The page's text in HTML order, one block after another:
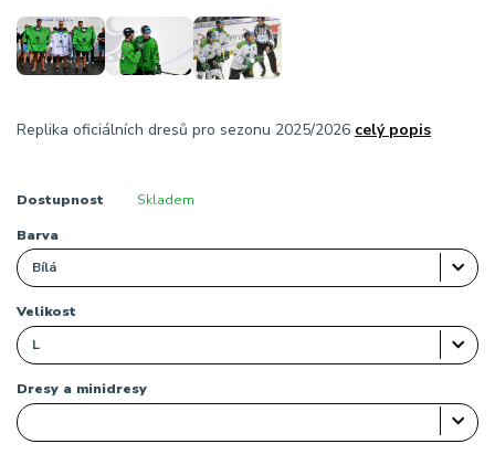
Replika oficiálních dresů pro sezonu 2025/2026 celý popis
Dostupnost Skladem
Barva
Velikost
Dresy a minidresy